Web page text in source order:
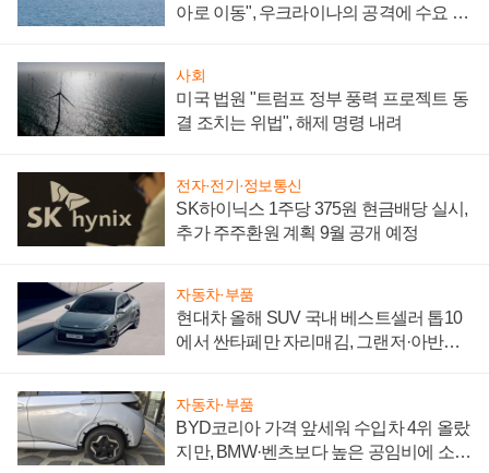
아로 이동", 우크라이나의 공격에 수요 늘
사회
미국 법원 "트럼프 정부 풍력 프로젝트 동
결 조치는 위법", 해제 명령 내려
전자·전기·정보통신
SK하이닉스 1주당 375원 현금배당 실시,
추가 주주환원 계획 9월 공개 예정
자동차·부품
현대차 올해 SUV 국내 베스트셀러 톱10
에서 싼타페만 자리매김, 그랜저·아반떼
자동차·부품
BYD코리아 가격 앞세워 수입차 4위 올랐
지만, BMW·벤츠보다 높은 공임비에 소비